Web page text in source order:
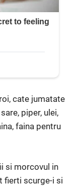
cate jumatate
piper, ulei,
faina pentru
si morcovul in
fierti scurge-i si